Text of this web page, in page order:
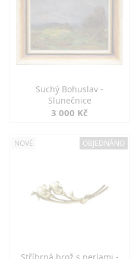
Suchý Bohuslav -
Slunečnice
3 000 Kč
NOVÉ OBJEDNÁNO